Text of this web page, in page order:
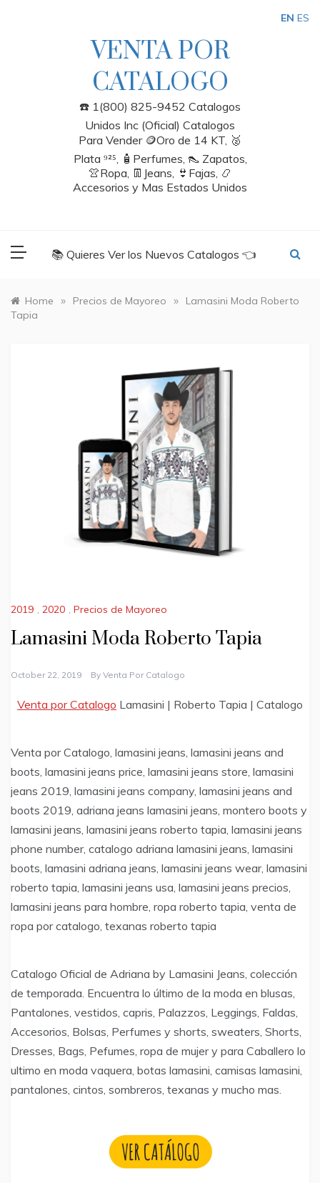
VENTA POR
CATALOGO
☎️ 1(800) 825-9452 Catalogos
Unidos Inc (Oficial) Catalogos
Para Vender 🪙Oro de 14 KT, 🥈
Plata ⁹²⁵, 🧴Perfumes, 👠 Zapatos,
👚Ropa, 👖Jeans, 👙Fajas, 📿
Accesorios y Mas Estados Unidos
📚 Quieres Ver los Nuevos Catalogos 👈
Home » Precios de Mayoreo »
Lamasini Moda Roberto
Tapia
2019 2020 Precios de Mayoreo
Lamasini Moda Roberto Tapia
October 22, 2019 By Venta Por Catalogo
Venta por Catalogo Lamasini | Roberto Tapia | Catalogo
Venta por Catalogo, lamasini jeans, lamasini jeans and
boots, lamasini jeans price, lamasini jeans store, lamasini
jeans 2019, lamasini jeans company, lamasini jeans and
boots 2019, adriana jeans lamasini jeans, montero boots y
lamasini jeans, lamasini jeans roberto tapia, lamasini jeans
phone number, catalogo adriana lamasini jeans, lamasini
boots, lamasini adriana jeans, lamasini jeans wear, lamasini
roberto tapia, lamasini jeans usa, lamasini jeans precios,
lamasini jeans para hombre, ropa roberto tapia, venta de
ropa por catalogo, texanas roberto tapia
Catalogo Oficial de Adriana by Lamasini Jeans, colección
de temporada. Encuentra lo último de la moda en blusas,
Pantalones, vestidos, capris, Palazzos, Leggings, Faldas,
Accesorios, Bolsas, Perfumes y shorts, sweaters, Shorts,
Dresses, Bags, Pefumes, ropa de mujer y para Caballero lo
ultimo en moda vaquera, botas lamasini, camisas lamasini,
pantalones, cintos, sombreros, texanas y mucho mas.
EN ES